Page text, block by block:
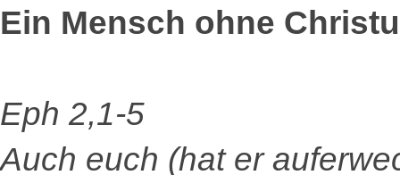
Ein Mensch ohne
Eph 2,1-5
Auch euch (hat er